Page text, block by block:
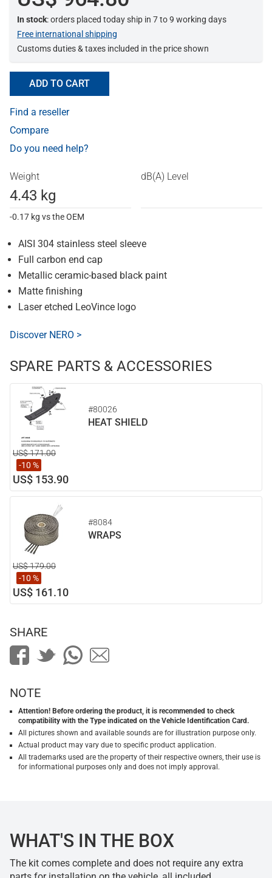
In stock: orders placed today ship in 7 to 9 working days
Free international shipping
Customs duties & taxes included in the price shown
ADD TO CART
Find a reseller
Compare
Do you need help?
Weight
4.43 kg
-0.17 kg vs the OEM
dB(A) Level
AISI 304 stainless steel sleeve
Full carbon end cap
Metallic ceramic-based black paint
Matte finishing
Laser etched LeoVince logo
Discover NERO >
SPARE PARTS & ACCESSORIES
#80026
HEAT SHIELD
US$ 171.00
-10 %
US$ 153.90
#8084
WRAPS
US$ 179.00
-10 %
US$ 161.10
SHARE
NOTE
Attention! Before ordering the product, it is recommended to check
compatibility with the Type indicated on the Vehicle Identification Card.
All pictures shown and available sounds are for illustration purpose only.
Actual product may vary due to specific product application.
All trademarks used are the property of their respective owners, their use is
for informational purposes only and does not imply approval.
WHAT'S IN THE BOX
The kit comes complete and does not require any extra